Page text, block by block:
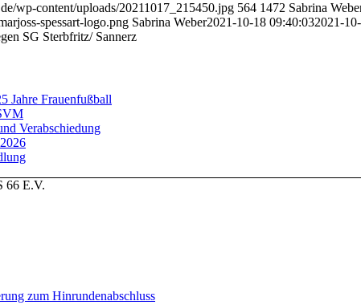
wp-content/uploads/20211017_215450.jpg 564 1472 Sabrina
spessart-logo.png Sabrina Weber2021-10-18 09:40:032021-
SG Sterbfritz/ Sannerz
Jahre Frauenfußball
Verabschiedung
66 E.V.
zum Hinrundenabschluss